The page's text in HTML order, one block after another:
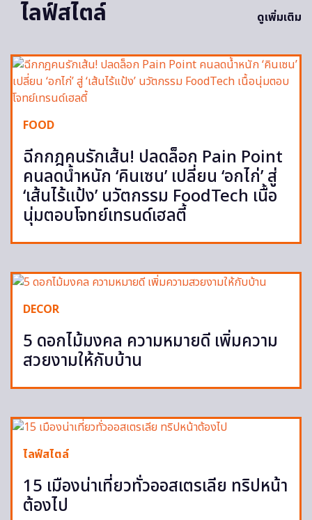
ไลฟ์สไตล์
ดูเพิ่มเติม
FOOD
ฉีกกฎคนรักเส้น! ปลดล็อก Pain Point
คนลดน้ำหนัก ‘คินเซน’ เปลี่ยน ‘อกไก่’ สู่
‘เส้นไร้แป้ง’ นวัตกรรม FoodTech เนื้อ
นุ่มตอบโจทย์เทรนด์เฮลตี้
DECOR
5 ดอกไม้มงคล ความหมายดี เพิ่มความ
สวยงามให้กับบ้าน
ไลฟ์สไตล์
15 เมืองน่าเที่ยวทั่วออสเตรเลีย ทริปหน้า
ต้องไป